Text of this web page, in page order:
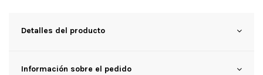
Detalles del producto
Información sobre el pedido